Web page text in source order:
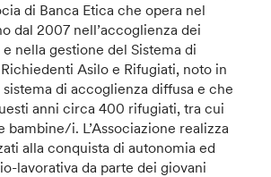
di Banca Etica che opera nel
dal 2007 nell’accoglienza dei
nella gestione del Sistema di
Asilo e Rifugiati, noto in
di accoglienza diffusa e che
anni circa 400 rifugiati, tra cui
bambine/i. L’Associazione realizza
alla conquista di autonomia ed
lavorativa da parte dei giovani